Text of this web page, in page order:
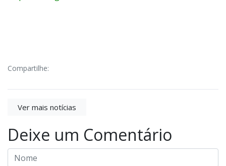
Compartilhe:
Ver mais notícias
Deixe um Comentário